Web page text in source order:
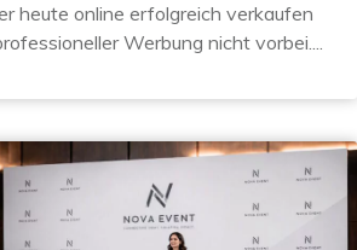
heute online erfolgreich verkaufen
Werbung nicht vorbei....